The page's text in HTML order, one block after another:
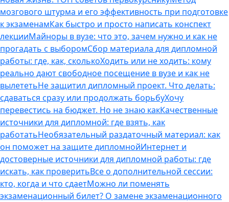
мозгового штурма и его эффективность при подготовке
к экзаменамКак быстро и просто написать конспект
лекцииМайноры в вузе: что это, зачем нужно и как не
прогадать с выборомСбор материала для дипломной
работы: где, как, сколькоХодить или не ходить: кому
реально дают свободное посещение в вузе и как не
вылететьНе защитил дипломный проект. Что делать:
сдаваться сразу или продолжать борьбуХочу
перевестись на бюджет. Но не знаю какКачественные
источники для дипломной: где взять, как
работатьНеобязательный раздаточный материал: как
он поможет на защите дипломнойИнтернет и
достоверные источники для дипломной работы: где
искать, как проверитьВсе о дополнительной сессии:
кто, когда и что сдаетМожно ли поменять
экзаменационный билет? О замене экзаменационного